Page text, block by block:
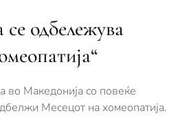
одбележува
во Македонија со повеќе
Месецот на хомеопатија.